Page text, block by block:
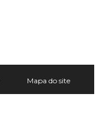
Mapa do site